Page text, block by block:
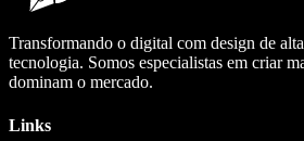
Transformando o digital com design de
tecnologia. Somos especialistas em criar
dominam o mercado.
Links